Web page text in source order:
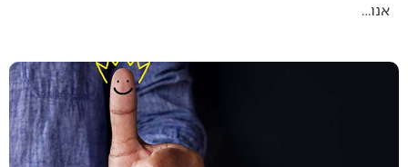
אנו…